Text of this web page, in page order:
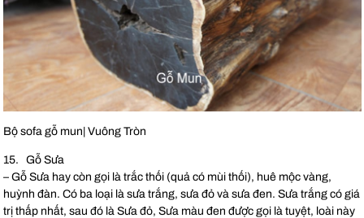
Bộ sofa gỗ mun| Vuông Tròn
15. Gỗ Sưa
– Gỗ Sưa hay còn gọi là trắc thối (quả có mùi thối), huê mộc vàng,
huỳnh đàn. Có ba loại là sưa trắng, sưa đỏ và sưa đen. Sưa trắng có giá
trị thấp nhất, sau đó là Sưa đỏ, Sưa màu đen được gọi là tuyệt, loài này